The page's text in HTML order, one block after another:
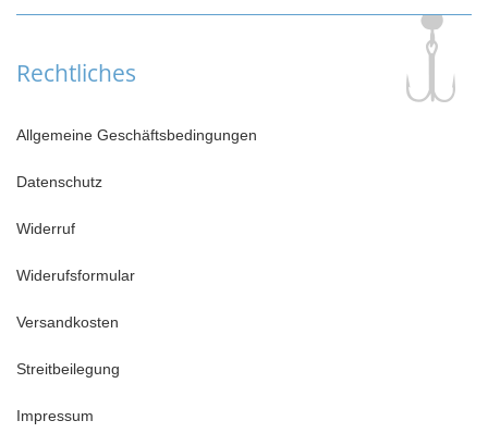
Rechtliches
Allgemeine Geschäftsbedingungen
Datenschutz
Widerruf
Widerufsformular
Versandkosten
Streitbeilegung
Impressum